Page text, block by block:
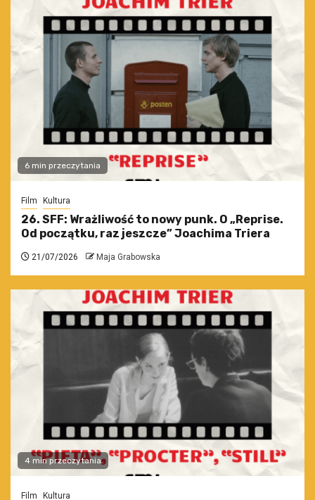
6 min przeczytania
Film Kultura
26. SFF: Wrażliwość to nowy punk. O „Reprise.
Od początku, raz jeszcze” Joachima Triera
21/07/2026 Maja Grabowska
4 min przeczytania
Film Kultura